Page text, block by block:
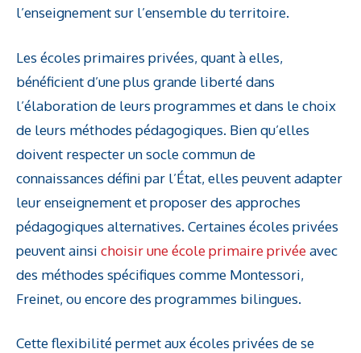
l’enseignement sur l’ensemble du territoire.
Les écoles primaires privées, quant à elles,
bénéficient d’une plus grande liberté dans
l’élaboration de leurs programmes et dans le choix
de leurs méthodes pédagogiques. Bien qu’elles
doivent respecter un socle commun de
connaissances défini par l’État, elles peuvent adapter
leur enseignement et proposer des approches
pédagogiques alternatives. Certaines écoles privées
peuvent ainsi choisir une école primaire privéeavec
des méthodes spécifiques comme Montessori,
Freinet, ou encore des programmes bilingues.
Cette flexibilité permet aux écoles privées de se